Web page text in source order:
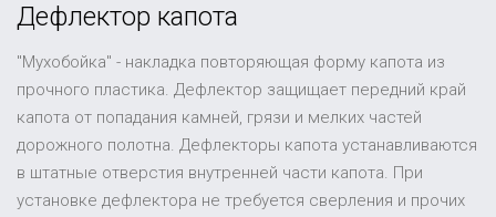
Дефлектор капота
"Мухобойка" - накладка повторяющая форму капота из
прочного пластика. Дефлектор защищает передний край
капота от попадания камней, грязи и мелких частей
дорожного полотна. Дефлекторы капота устанавливаются
в штатные отверстия внутренней части капота. При
установке дефлектора не требуется сверления и прочих